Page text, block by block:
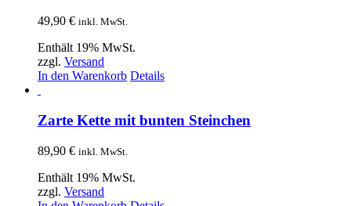
49,90 € inkl. MwSt.
Enthält 19% MwSt.
zzgl. Versand
In den Warenkorb Details
Zarte Kette mit bunten Steinchen
89,90 € inkl. MwSt.
Enthält 19% MwSt.
zzgl. Versand